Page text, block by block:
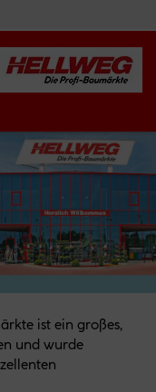
ist ein großes,
und wurde